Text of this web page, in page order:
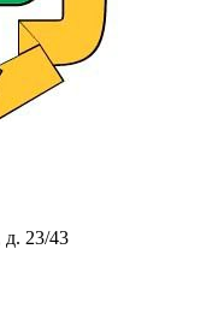
д. 23/43